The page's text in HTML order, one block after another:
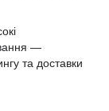
—
та доставки